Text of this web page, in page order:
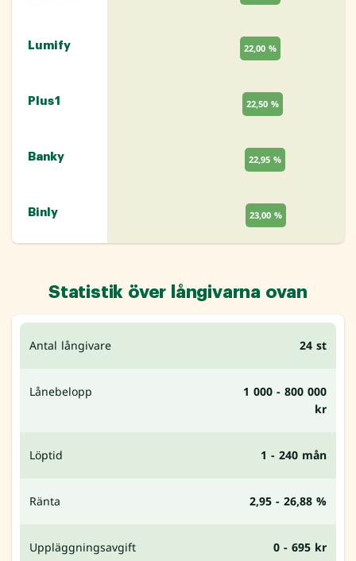
Lumify 22,00 %
Plus1 22,50 %
Banky 22,95 %
Binly 23,00 %
Statistik över långivarna ovan
Antal långivare 24 st
Lånebelopp
1 000 - 800 000
kr
Löptid 1 - 240 mån
Ränta 2,95 - 26,88 %
Uppläggningsavgift 0 - 695 kr